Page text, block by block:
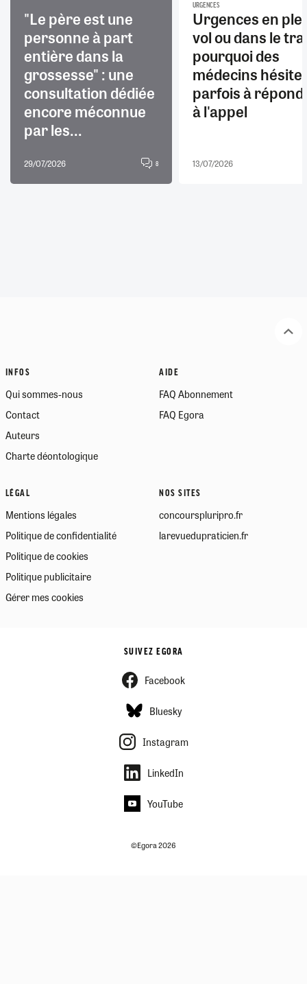
"Le père est une
personne à part
entière dans la
grossesse" : une
consultation dédiée
encore méconnue
par les...
29/07/2026 8
URGENCES
Urgences en
vol ou dans le
pourquoi des
médecins
parfois à
à l'appel
13/07/2026
INFOS
Qui sommes-nous
Contact
Auteurs
Charte déontologique
AIDE
FAQ Abonnement
FAQ Egora
LÉGAL
Mentions légales
Politique de confidentialité
Politique de cookies
Politique publicitaire
Gérer mes cookies
NOS SITES
concourspluripro.fr
larevuedupraticien.fr
SUIVEZ EGORA
Facebook
Bluesky
Instagram
LinkedIn
YouTube
©Egora 2026